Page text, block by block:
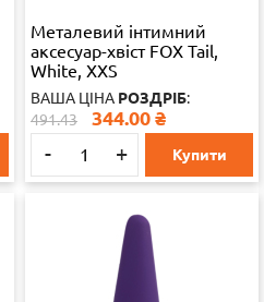
Металевий інтимний
аксесуар-хвіст FOX Tail,
White, XXS
ВАША ЦІНА РОЗДРІБ:
491.43
344.00 ₴
- + Купити